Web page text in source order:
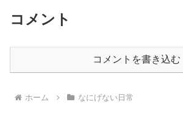
コメント
コメントを書き込む
ホーム なにげない日常